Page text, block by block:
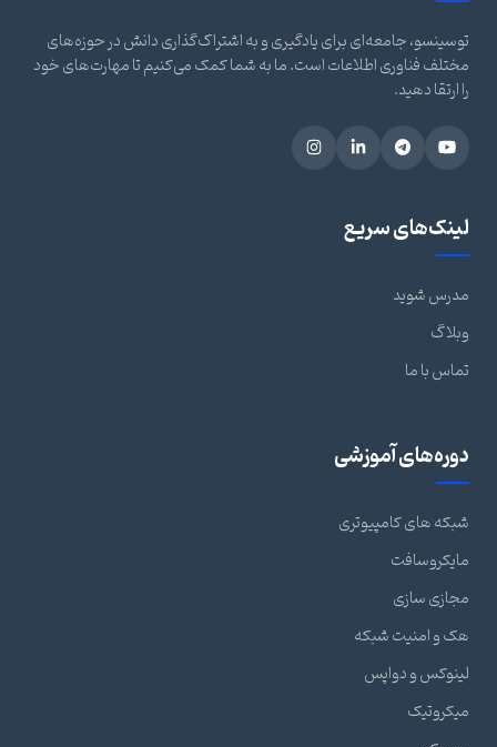
توسینسو، جامعه‌ای برای یادگیری و به اشتراک‌گذاری دانش در حوزه‌های
مختلف فناوری اطلاعات است. ما به شما کمک می‌کنیم تا مهارت‌های خود
را ارتقا دهید.
لینک‌های سریع
مدرس شوید
وبلاگ
تماس با ما
دوره‌های آموزشی
شبکه های کامپیوتری
مایکروسافت
مجازی سازی
هک و امنیت شبکه
لینوکس و دواپس
میکروتیک